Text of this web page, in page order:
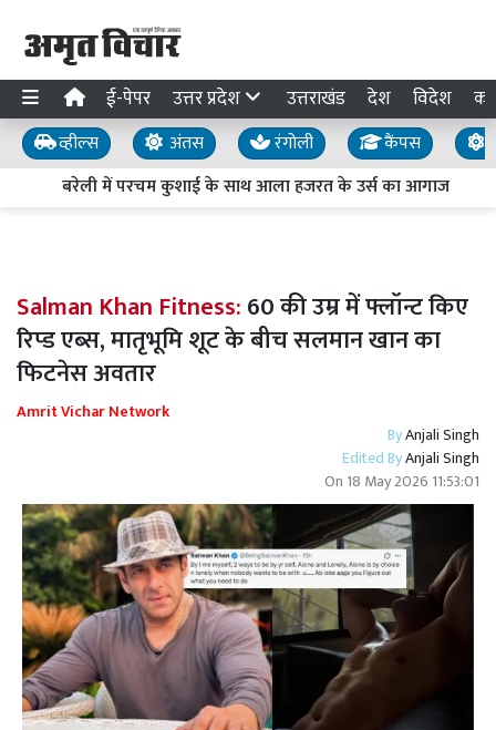
ई-पेपर उत्तर प्रदेश उत्तराखंड देश विदेश
व्हील्स अंतस रंगोली कैंपस
बरेली में परचम कुशाई के साथ आला हजरत के उर्स का आगाज
Salman Khan Fitness:60 की उम्र में फ्लॉन्ट किए
रिप्ड एब्स, मातृभूमि शूट के बीच सलमान खान का
फिटनेस अवतार
Amrit Vichar Network
ByAnjali Singh
Edited ByAnjali Singh
On 18 May 2026 11:53:01